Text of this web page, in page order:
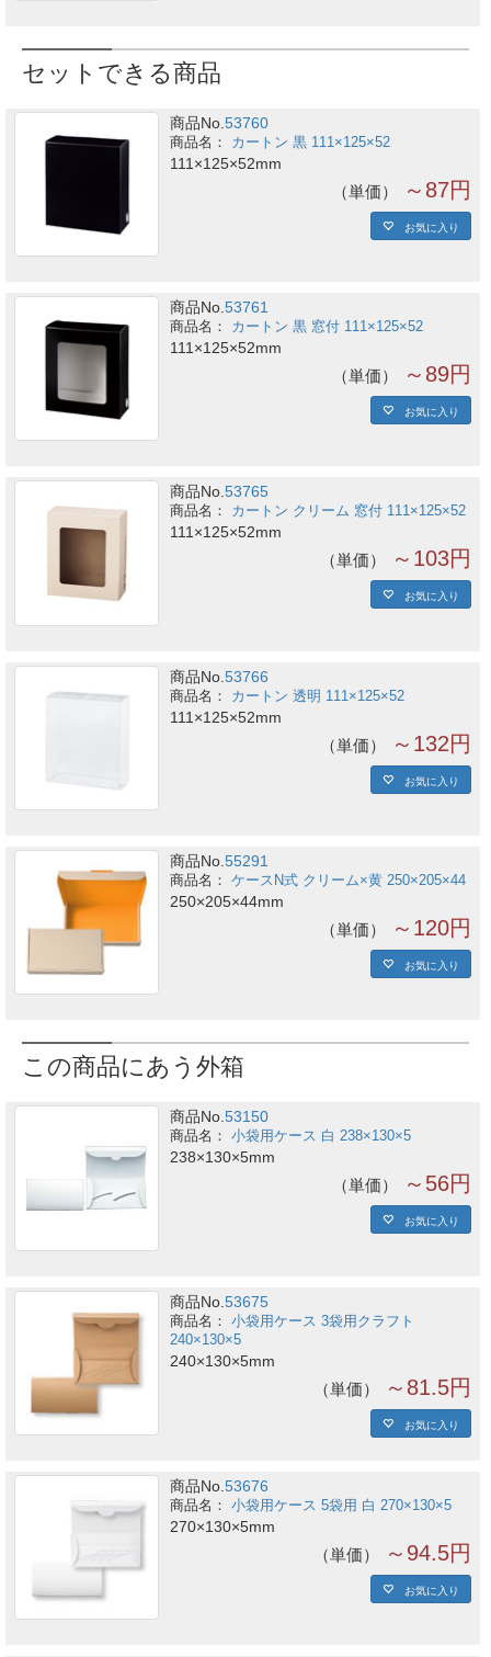
セットできる商品
商品No.53760
カートン 黒 111×125×52
111×125×52mm
単価 ～87円
お気に入り
商品No.53761
カートン 黒 窓付 111×125×52
111×125×52mm
単価 ～89円
お気に入り
商品No.53765
カートン クリーム 窓付 111×125×52
111×125×52mm
単価 ～103円
お気に入り
商品No.53766
カートン 透明 111×125×52
111×125×52mm
単価 ～132円
お気に入り
商品No.55291
ケースN式 クリーム×黄 250×205×44
250×205×44mm
単価 ～120円
お気に入り
この商品にあう外箱
商品No.53150
小袋用ケース 白 238×130×5
238×130×5mm
単価 ～56円
お気に入り
商品No.53675
小袋用ケース 3袋用クラフト
240×130×5
240×130×5mm
単価 ～81.5円
お気に入り
商品No.53676
小袋用ケース 5袋用 白 270×130×5
270×130×5mm
単価 ～94.5円
お気に入り